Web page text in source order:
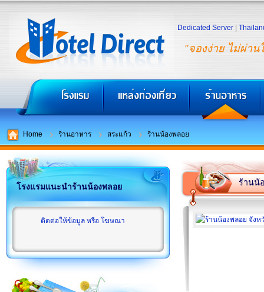
"จองง่าย ไม่ผ่าน
Dedicated Server
Home ร้านอาหาร สระแก้ว ร้านน้องพลอย
โรงแรมแนะนำร้านน้องพลอย
ติดต่อให้ข้อมูล หรือ โฆษณา
ร้านน้